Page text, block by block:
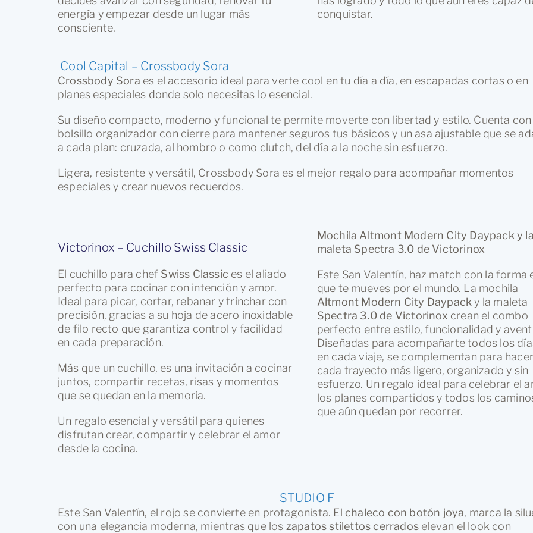
energía y empezar desde un lugar más
consciente.
conquistar.
Cool Capital – Crossbody Sora
Crossbody Sora es el accesorio ideal para verte cool en tu día a día, en escapadas cortas o en
planes especiales donde solo necesitas lo esencial.
Su diseño compacto, moderno y funcional te permite moverte con libertad y estilo. Cuenta con
bolsillo organizador con cierre para mantener seguros tus básicos y un asa ajustable que se
a cada plan: cruzada, al hombro o como clutch, del día a la noche sin esfuerzo.
Ligera, resistente y versátil, Crossbody Sora es el mejor regalo para acompañar momentos
especiales y crear nuevos recuerdos.
Victorinox – Cuchillo Swiss Classic
El cuchillo para chef Swiss Classic es el aliado
perfecto para cocinar con intención y amor.
Ideal para picar, cortar, rebanar y trinchar con
precisión, gracias a su hoja de acero inoxidable
de filo recto que garantiza control y facilidad
en cada preparación.
Más que un cuchillo, es una invitación a cocinar
juntos, compartir recetas, risas y momentos
que se quedan en la memoria.
Un regalo esencial y versátil para quienes
disfrutan crear, compartir y celebrar el amor
desde la cocina.
Mochila Altmont Modern City Daypack y la
maleta Spectra 3.0 de Victorinox
Este San Valentín, haz match con la forma
que te mueves por el mundo. La mochila
Altmont Modern City Daypack y la maleta
Spectra 3.0 de Victorinox crean el combo
perfecto entre estilo, funcionalidad y
Diseñadas para acompañarte todos los
en cada viaje, se complementan para hacer
cada trayecto más ligero, organizado y sin
esfuerzo. Un regalo ideal para celebrar el
los planes compartidos y todos los
que aún quedan por recorrer.
STUDIO F
Este San Valentín, el rojo se convierte en protagonista. El chaleco con botón joya, marca la
con una elegancia moderna, mientras que los zapatos stilettos cerradoselevan el look con